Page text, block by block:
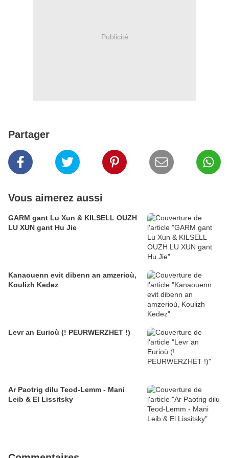
Publicité
Partager
Vous aimerez aussi
GARM gant Lu Xun & KILSELL OUZH
LU XUN gant Hu Jie
Kanaouenn evit dibenn an amzerioù,
Koulizh Kedez
Levr an Eurioù (! PEURWERZHET !)
Ar Paotrig dilu Teod-Lemm - Mani
Leib & El Lissitsky